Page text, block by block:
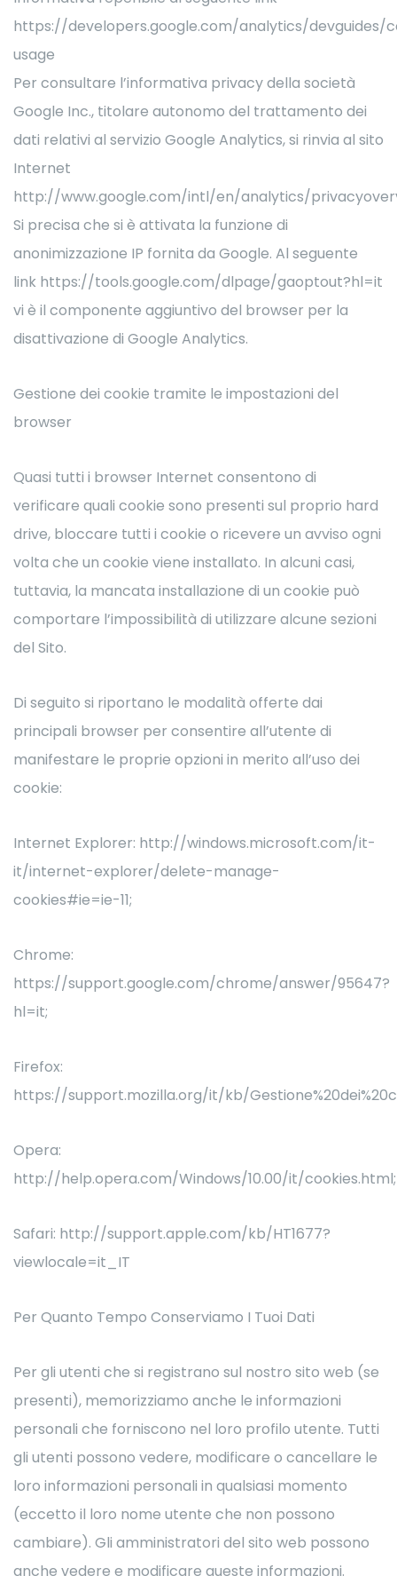
https://developers.google.com/analytics/devguides/
usage
Per consultare l’informativa privacy della società
Google Inc., titolare autonomo del trattamento dei
dati relativi al servizio Google Analytics, si rinvia al sito
Internet
http://www.google.com/intl/en/analytics/
Si precisa che si è attivata la funzione di
anonimizzazione IP fornita da Google. Al seguente
link https://tools.google.com/dlpage/gaoptout?hl=it
vi è il componente aggiuntivo del browser per la
disattivazione di Google Analytics.
Gestione dei cookie tramite le impostazioni del
browser
Quasi tutti i browser Internet consentono di
verificare quali cookie sono presenti sul proprio hard
drive, bloccare tutti i cookie o ricevere un avviso ogni
volta che un cookie viene installato. In alcuni casi,
tuttavia, la mancata installazione di un cookie può
comportare l’impossibilità di utilizzare alcune sezioni
del Sito.
Di seguito si riportano le modalità offerte dai
principali browser per consentire all’utente di
manifestare le proprie opzioni in merito all’uso dei
cookie:
Internet Explorer: http://windows.microsoft.com/it-
it/internet-explorer/delete-manage-
cookies#ie=ie-11;
Chrome:
https://support.google.com/chrome/answer/95647?
hl=it;
Firefox:
https://support.mozilla.org/it/kb/
Opera:
http://help.opera.com/Windows/10.00/it/cookies.html;
Safari: http://support.apple.com/kb/HT1677?
viewlocale=it_IT
Per Quanto Tempo Conserviamo I Tuoi Dati
Per gli utenti che si registrano sul nostro sito web (se
presenti), memorizziamo anche le informazioni
personali che forniscono nel loro profilo utente. Tutti
gli utenti possono vedere, modificare o cancellare le
loro informazioni personali in qualsiasi momento
(eccetto il loro nome utente che non possono
cambiare). Gli amministratori del sito web possono
anche vedere e modificare queste informazioni.